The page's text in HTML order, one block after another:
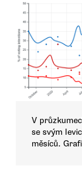
V
se svým
měsíců.